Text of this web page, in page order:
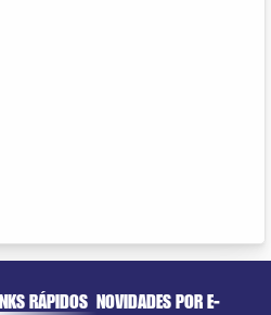
RÁPIDOS NOVIDADES POR E-